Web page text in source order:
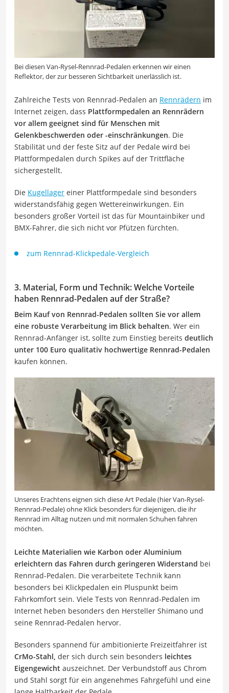
Bei diesen Van-Rysel-Rennrad-Pedalen erkennen wir einen
Reflektor, der zur besseren Sichtbarkeit unerlässlich ist.
Zahlreiche Tests von Rennrad-Pedalen an Rennrädern im
Internet zeigen, dass Plattformpedalen an Rennrädern
vor allem geeignet sind für Menschen mit
Gelenkbeschwerden oder -einschränkungen. Die
Stabilität und der feste Sitz auf der Pedale wird bei
Plattformpedalen durch Spikes auf der Trittfläche
sichergestellt.
Die Kugellager einer Plattformpedale sind besonders
widerstandsfähig gegen Wettereinwirkungen. Ein
besonders großer Vorteil ist das für Mountainbiker und
BMX-Fahrer, die sich nicht vor Pfützen fürchten.
zum Rennrad-Klickpedale-Vergleich
3. Material, Form und Technik: Welche Vorteile
haben Rennrad-Pedalen auf der Straße?
Beim Kauf von Rennrad-Pedalen sollten Sie vor allem
eine robuste Verarbeitung im Blick behalten. Wer ein
Rennrad-Anfänger ist, sollte zum Einstieg bereits deutlich
unter 100 Euro qualitativ hochwertige Rennrad-Pedalen
kaufen können.
Unseres Erachtens eignen sich diese Art Pedale (hier Van-Rysel-
Rennrad-Pedale) ohne Klick besonders für diejenigen, die ihr
Rennrad im Alltag nutzen und mit normalen Schuhen fahren
möchten.
Leichte Materialien wie Karbon oder Aluminium
erleichtern das Fahren durch geringeren Widerstand bei
Rennrad-Pedalen. Die verarbeitete Technik kann
besonders bei Klickpedalen ein Pluspunkt beim
Fahrkomfort sein. Viele Tests von Rennrad-Pedalen im
Internet heben besonders den Hersteller Shimano und
seine Rennrad-Pedalen hervor.
Besonders spannend für ambitionierte Freizeitfahrer ist
CrMo-Stahl, der sich durch sein besonders leichtes
Eigengewicht auszeichnet. Der Verbundstoff aus Chrom
und Stahl sorgt für ein angenehmes Fahrgefühl und eine